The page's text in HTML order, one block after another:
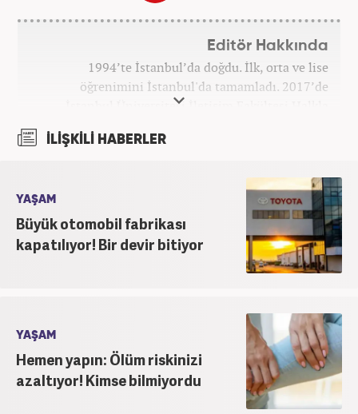
Editör Hakkında
1994’te İstanbul’da doğdu. İlk, orta ve lise
öğrenimini İstanbul'da tamamladı. 2017’de
İstanbul Üniversitesi İletişim Fakültesi Halkla
2017’den beri Kanal7 Medya Grubu’na bağlı
etmektedir.
İLİŞKİLİ HABERLER
YAŞAM
Büyük otomobil fabrikası
kapatılıyor! Bir devir bitiyor
YAŞAM
Hemen yapın: Ölüm riskinizi
azaltıyor! Kimse bilmiyordu